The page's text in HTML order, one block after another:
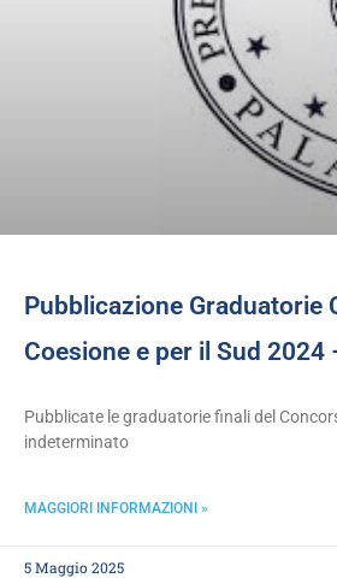
Pubblicazione Graduatorie
Coesione e per il Sud
Pubblicate le graduatorie finali del
indeterminato
MAGGIORI INFORMAZIONI »
5 Maggio 2025